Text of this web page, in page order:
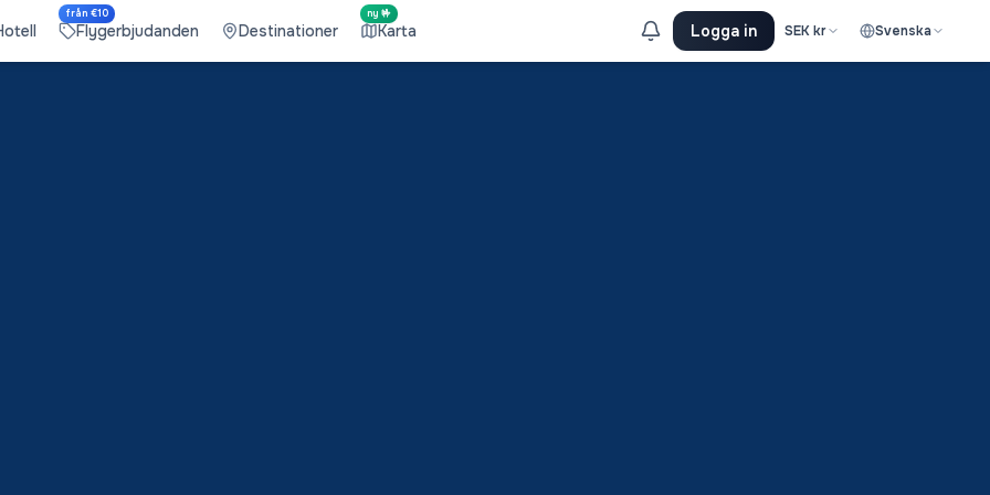
från €10
Flygerbjudanden Destinationer
ny 🤟
Karta Logga in SEKkr Svenska